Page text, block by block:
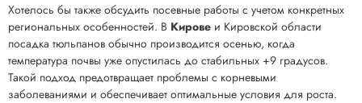
Хотелось бы также обсудить посевные работы с учетом конкретных
региональных особенностей. В Кирове и Кировской области
посадка тюльпанов обычно производится осенью, когда
температура почвы уже опустилась до стабильных +9 градусов.
Такой подход предотвращает проблемы с корневыми
заболеваниями и обеспечивает оптимальные условия для роста.